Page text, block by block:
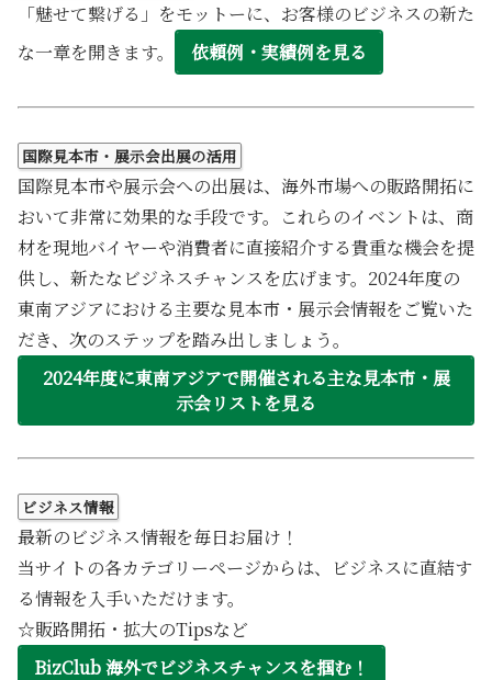
「魅せて繋げる」をモットーに、お客様のビジネスの新た
な一章を開きます。
依頼例・実績例を見る
国際見本市・展示会出展の活用
国際見本市や展示会への出展は、海外市場への販路開拓に
おいて非常に効果的な手段です。これらのイベントは、商
材を現地バイヤーや消費者に直接紹介する貴重な機会を提
供し、新たなビジネスチャンスを広げます。2024年度の
東南アジアにおける主要な見本市・展示会情報をご覧いた
だき、次のステップを踏み出しましょう。
2024年度に東南アジアで開催される主な見本市・展
示会リストを見る
ビジネス情報
最新のビジネス情報を毎日お届け！
当サイトの各カテゴリーページからは、ビジネスに直結す
る情報を入手いただけます。
☆販路開拓・拡大のTipsなど
BizClub 海外でビジネスチャンスを掴む！